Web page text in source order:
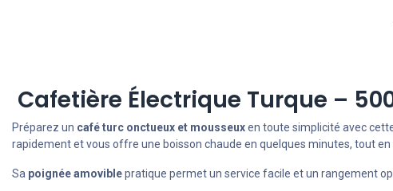
Cafetière Électrique Turque –
Préparez un café turc onctueux et mousseuxen toute simplicité avec
rapidement et vous offre une boisson chaude en quelques minutes, tout en
Sa poignée amoviblepratique permet un service facile et un rangement